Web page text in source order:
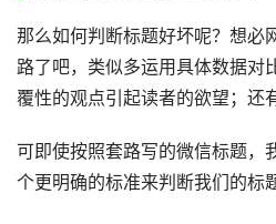
那么如何判断标题好坏呢？想必
路了吧，类似多运用具体数据对
覆性的观点引起读者的欲望；还
可即使按照套路写的微信标题，
个更明确的标准来判断我们的标